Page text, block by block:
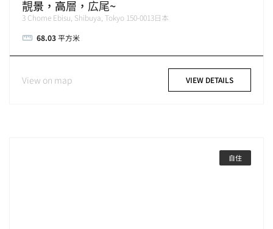
靚景，高層，広尾~
3 Chome Ebisu, Shibuya, Tokyo 150-0013日本
68.03平方米
View on map VIEW DETAILS
自住